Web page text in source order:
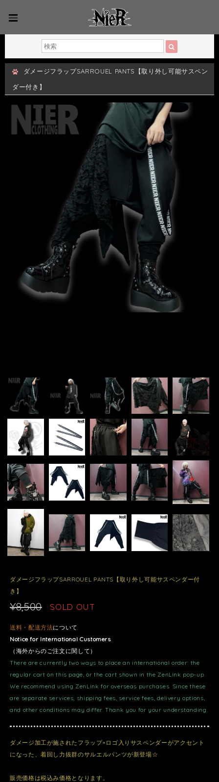
ダメージフラップSARROUEL PANTS【取り外し可能サスペン
ダー付き】
ダメージフラップSARROUEL PANTS【取り外し可能サスペンダー付
き】
¥8,500 SOLD OUT
送料・配送方法について
Notice for International Customers
（海外からのご注文に関して）
There are currently two ways to place an international order: the
regular cart on this page, or the cart shown in the ZenLink pop-up.
We recommend using ZenLink for overseas purchases. Since these
are separate services, shipping fees, service fees, delivery options,
and other conditions may differ. Thank you for your understanding.
ダメージ加工が施されたフラップ×ロゴ入りサスペンダーがアクセント
になった、着回し力抜群のサルエルパンツが新登場☆
販売価格は税込み価格となります。